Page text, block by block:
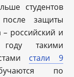
студентов
защиты
– российский и
такими
стали 9
по